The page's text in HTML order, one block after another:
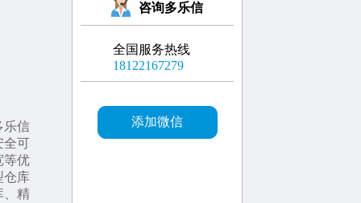
乐信
全可
等优
仓库
、精
咨询多乐信
全国服务热线
18122167279
添加微信